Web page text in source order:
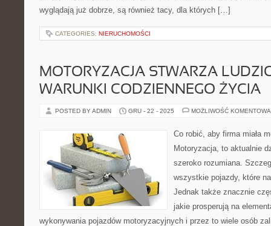
wyglądają już dobrze, są również tacy, dla których […]
CATEGORIES: NIERUCHOMOŚCI
MOTORYZACJA STWARZA
WARUNKI CODZIENNEGO ŻYCIA
POSTED BY ADMIN GRU - 22 - 2025 MOŻLIWOŚĆ
Co robić, aby firma miała
Motoryzacja, to aktualnie
szeroko rozumiana.
wszystkie pojazdy, które
Jednak także znacznie
jakie prosperują na
wykonywania pojazdów motoryzacyjnych i przez to wiele osób